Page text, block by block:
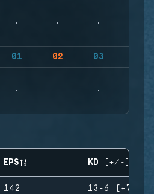
01 02 03
EPS KD (+/-)
142 13-6 (+7)